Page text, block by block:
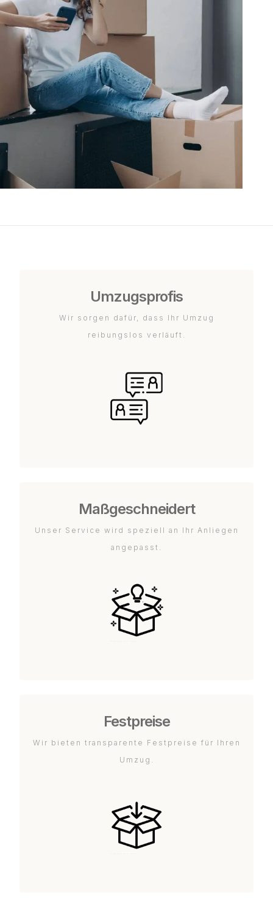
Umzugsprofis
Wir sorgen dafür, dass Ihr Umzug
reibungslos verläuft.
Maßgeschneidert
Unser Service wird speziell an Ihr Anliegen
angepasst.
Festpreise
Wir bieten transparente Festpreise für Ihren
Umzug.